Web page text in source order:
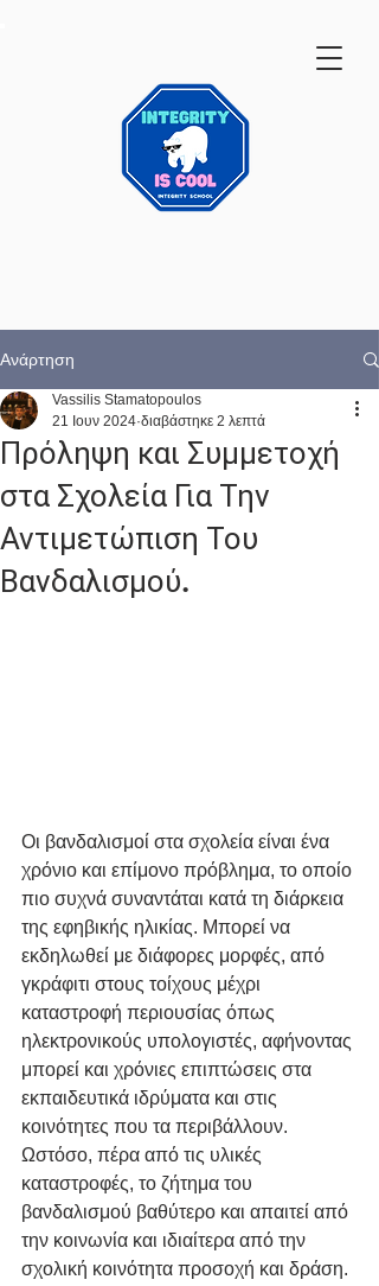
Ανάρτηση
Πρόληψη και Συμμετοχή
στα Σχολεία Για Την
Αντιμετώπιση Του
Βανδαλισμού.
Vassilis Stamatopoulos
21 Ιουν 2024 διαβάστηκε 2 λεπτά
Οι βανδαλισμοί στα σχολεία είναι ένα
χρόνιο και επίμονο πρόβλημα, το οποίο
πιο συχνά συναντάται κατά τη διάρκεια
της εφηβικής ηλικίας. Μπορεί να
εκδηλωθεί με διάφορες μορφές, από
γκράφιτι στους τοίχους μέχρι
καταστροφή περιουσίας όπως
ηλεκτρονικούς υπολογιστές, αφήνοντας
μπορεί και χρόνιες επιπτώσεις στα
εκπαιδευτικά ιδρύματα και στις
κοινότητες που τα περιβάλλουν.
Ωστόσο, πέρα από τις υλικές
καταστροφές, το ζήτημα του
βανδαλισμού βαθύτερο και απαιτεί από
την κοινωνία και ιδιαίτερα από την
σχολική κοινότητα προσοχή και δράση.